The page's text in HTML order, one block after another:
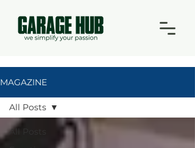
MAGAZINE
All Posts
All Posts